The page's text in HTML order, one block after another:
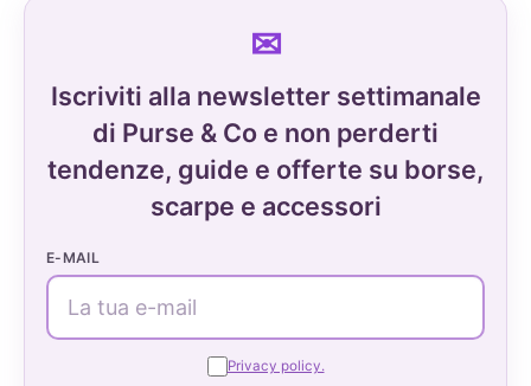
Iscriviti alla newsletter settimanale
di Purse & Co e non perderti
tendenze, guide e offerte su borse,
scarpe e accessori
E-MAIL
Privacy policy.